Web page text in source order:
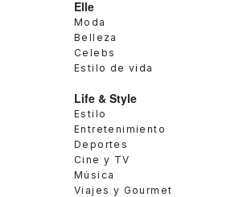
Elle
Moda
Belleza
Celebs
Estilo de vida
Life & Style
Estilo
Entretenimiento
Deportes
Cine y TV
Música
Viajes y Gourmet